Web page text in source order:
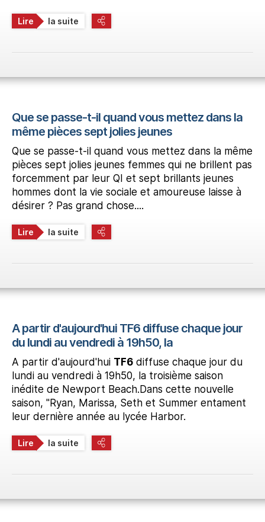
Lire la suite
Que se passe-t-il quand vous mettez dans la
même pièces sept jolies jeunes
Que se passe-t-il quand vous mettez dans la même
pièces sept jolies jeunes femmes qui ne brillent pas
forcemment par leur QI et sept brillants jeunes
hommes dont la vie sociale et amoureuse laisse à
désirer ? Pas grand chose....
Lire la suite
A partir d'aujourd'hui TF6 diffuse chaque jour
du lundi au vendredi à 19h50, la
A partir d'aujourd'hui TF6 diffuse chaque jour du
lundi au vendredi à 19h50, la troisième saison
inédite de Newport Beach.Dans cette nouvelle
saison, "Ryan, Marissa, Seth et Summer entament
leur dernière année au lycée Harbor.
Lire la suite